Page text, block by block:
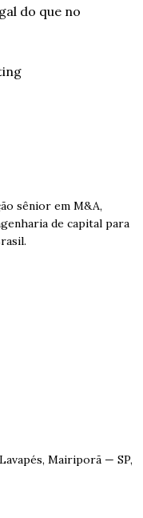
do que no
sênior em M&A,
de capital para
Mairiporã — SP,